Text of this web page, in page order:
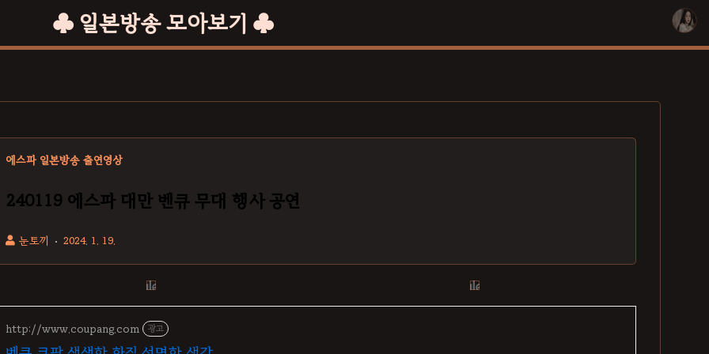
♣ 일본방송 모아보기 ♣
에스파 일본방송 출연영상
240119 에스파 대만 벤큐 무대 행사 공연
눈토끼 2024. 1. 19.
http://www.coupang.com 광고